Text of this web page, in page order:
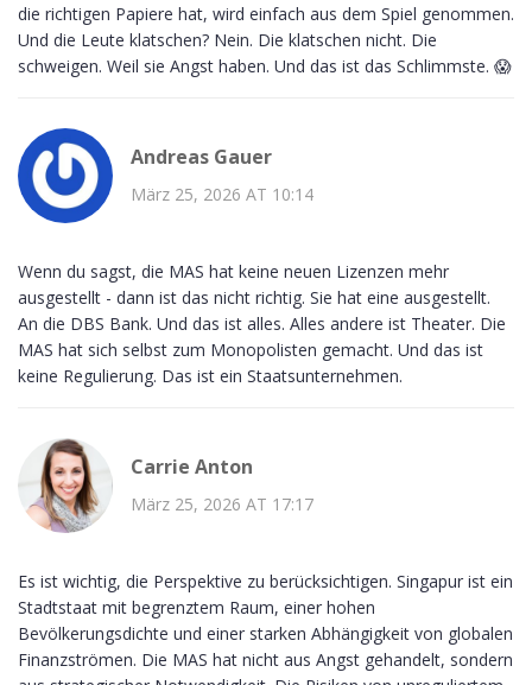
die richtigen Papiere hat, wird einfach aus dem Spiel genommen.
Und die Leute klatschen? Nein. Die klatschen nicht. Die
schweigen. Weil sie Angst haben. Und das ist das Schlimmste. 😱
Andreas Gauer
März 25, 2026 AT 10:14
Wenn du sagst, die MAS hat keine neuen Lizenzen mehr
ausgestellt - dann ist das nicht richtig. Sie hat eine ausgestellt.
An die DBS Bank. Und das ist alles. Alles andere ist Theater. Die
MAS hat sich selbst zum Monopolisten gemacht. Und das ist
keine Regulierung. Das ist ein Staatsunternehmen.
Carrie Anton
März 25, 2026 AT 17:17
Es ist wichtig, die Perspektive zu berücksichtigen. Singapur ist ein
Stadtstaat mit begrenztem Raum, einer hohen
Bevölkerungsdichte und einer starken Abhängigkeit von globalen
Finanzströmen. Die MAS hat nicht aus Angst gehandelt, sondern